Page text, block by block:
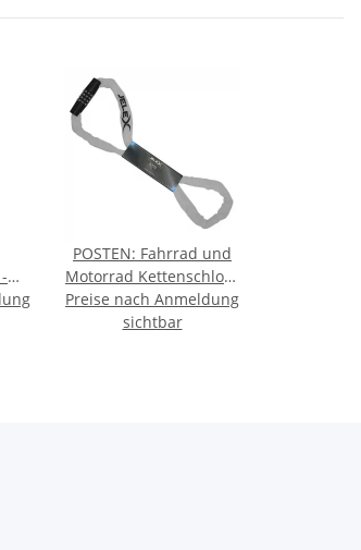
POSTEN: Fahrrad und
Motorrad Kettenschloss
25 x 980 mm - grau
Preise nach Anmeldung
sichtbar